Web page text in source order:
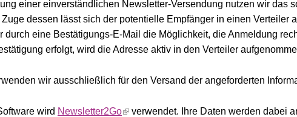
einer einverständlichen Newsletter-Versendung nutzen wir das
Zuge dessen lässt sich der potentielle Empfänger in einen Verteiler
durch eine Bestätigungs-E-Mail die Möglichkeit, die Anmeldung
erfolgt, wird die Adresse aktiv in den Verteiler
wir ausschließlich für den Versand der angeforderten
wird Newsletter2Go
verwendet. Ihre Daten werden dabei